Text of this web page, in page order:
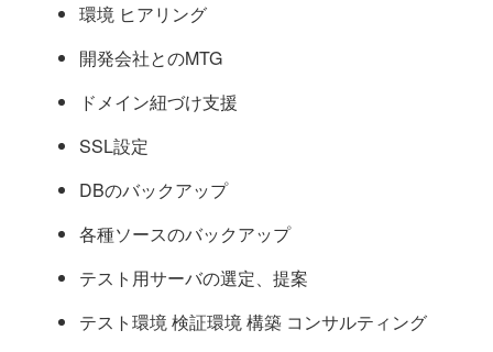
環境 ヒアリング
開発会社とのMTG
ドメイン紐づけ支援
SSL設定
DBのバックアップ
各種ソースのバックアップ
テスト用サーバの選定、提案
テスト環境 検証環境 構築 コンサルティング